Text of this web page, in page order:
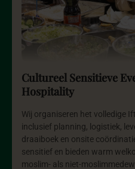
Cultureel Sensitieve
Hospitality
Wij organiseren het volledige
inclusief planning, logistiek,
draaiboek en onsite
sensitief en bieden warm
moslim- als niet-